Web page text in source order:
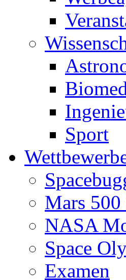
Sport
Mars 500
NASA
Space
Examen